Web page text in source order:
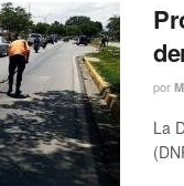
por
La